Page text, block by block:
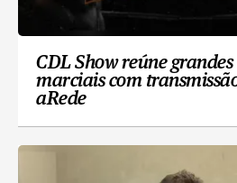
CDL Show reúne
marciais com
aRede